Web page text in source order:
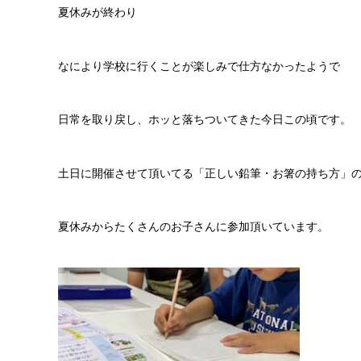
夏休みが終わり
なにより学校に行くことが楽しみで仕方なかったようで
日常を取り戻し、ホッと落ちついてきた今日この頃です。
土日に開催させて頂いてる「正しい鉛筆・お箸の持ち方」
夏休みからたくさんのお子さんに参加頂いています。